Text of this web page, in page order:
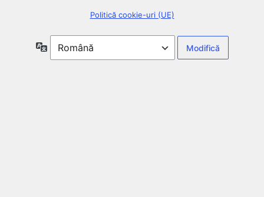
Politică cookie-uri (UE)
Limbă